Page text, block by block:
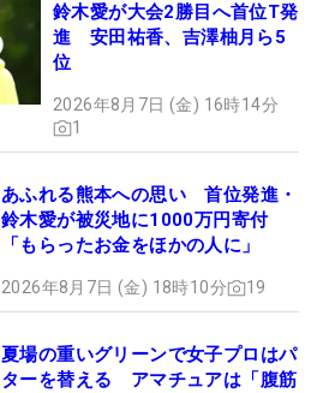
鈴木愛が大会2勝目へ首位T発
進 安田祐香、吉澤柚月ら5
位
2026年8月7日 (金) 16時14分
1
あふれる熊本への思い 首位発進・
鈴木愛が被災地に1000万円寄付
「もらったお金をほかの人に」
2026年8月7日 (金) 18時10分 19
夏場の重いグリーンで女子プロはパ
ターを替える アマチュアは「腹筋